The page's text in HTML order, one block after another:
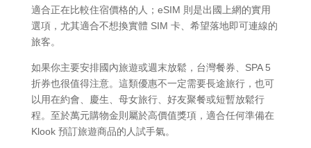
適合正在比較住宿價格的人；eSIM 則是出國上網的實用
選項，尤其適合不想換實體 SIM 卡、希望落地即可連線的
旅客。
如果你主要安排國內旅遊或週末放鬆，台灣餐券、SPA 5
折券也很值得注意。這類優惠不一定需要長途旅行，也可
以用在約會、慶生、母女旅行、好友聚餐或短暫放鬆行
程。至於萬元購物金則屬於高價值獎項，適合任何準備在
Klook 預訂旅遊商品的人試手氣。